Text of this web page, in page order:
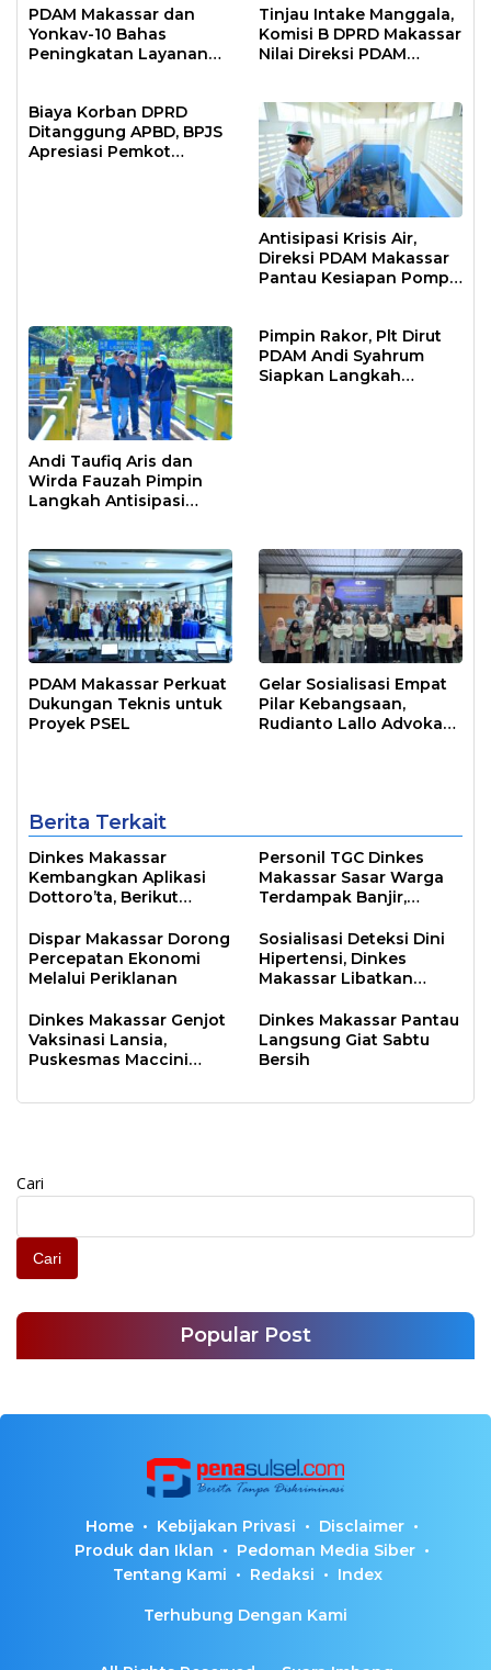
PDAM Makassar dan
Yonkav-10 Bahas
Peningkatan Layanan
Tinjau Intake Manggala,
Komisi B DPRD Makassar
Nilai Direksi PDAM
Biaya Korban DPRD
Ditanggung APBD, BPJS
Apresiasi Pemkot
Antisipasi Krisis Air,
Direksi PDAM Makassar
Pantau Kesiapan Pompa
Andi Taufiq Aris dan
Wirda Fauzah Pimpin
Langkah Antisipasi
Pimpin Rakor, Plt Dirut
PDAM Andi Syahrum
Siapkan Langkah
PDAM Makassar Perkuat
Dukungan Teknis untuk
Proyek PSEL
Gelar Sosialisasi Empat
Pilar Kebangsaan,
Rudianto Lallo Advokasi
Berita Terkait
Dinkes Makassar
Kembangkan Aplikasi
Dottoro’ta, Berikut
Pelayanannya
Personil TGC Dinkes
Makassar Sasar Warga
Terdampak Banjir,
Warga
Dispar Makassar Dorong
Percepatan Ekonomi
Melalui Periklanan
Sosialisasi Deteksi Dini
Hipertensi, Dinkes
Makassar Libatkan
Dinkes Makassar Genjot
Vaksinasi Lansia,
Puskesmas Maccini
Rumah
Dinkes Makassar Pantau
Langsung Giat Sabtu
Bersih
Cari
Cari
Popular Post
Home Kebijakan Privasi
Disclaimer
Produk dan Iklan
Pedoman Media Siber
Tentang Kami
Redaksi Index
Terhubung Dengan Kami